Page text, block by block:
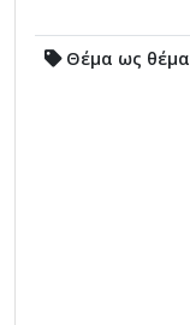
Θέμα ως θέμα